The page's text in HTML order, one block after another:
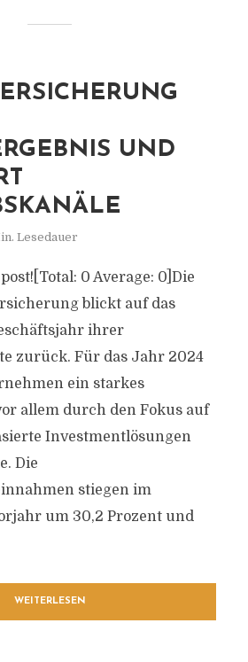
UND
Lesedauer
0 Average: 0]Die
blickt auf das
ihrer
zurück. Für das Jahr 2024
ein starkes
allem durch den Fokus auf
Investmentlösungen
Die
stiegen im
um 30,2 Prozent und
WEITERLESEN